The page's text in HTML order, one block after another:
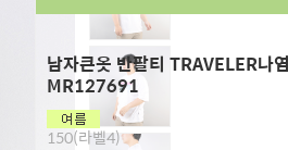
남자큰옷 반팔티 TRAVELER나
MR127691
150(라벨4)